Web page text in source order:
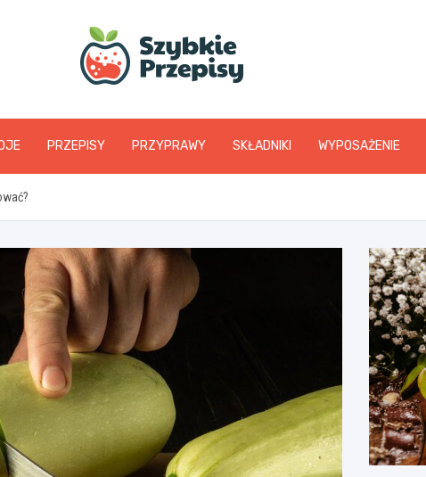
www.szybkieprzepisy.pl
PRZEPISY PRZYPRAWY SKŁADNIKI WYPOSAŻENIE